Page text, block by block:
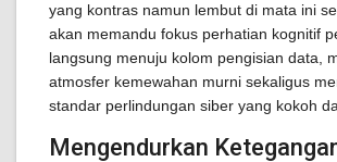
yang kontras namun lembut di mata ini
akan memandu fokus perhatian kognitif
langsung menuju kolom pengisian data,
atmosfer kemewahan murni sekaligus
standar perlindungan siber yang kokoh
Mengendurkan